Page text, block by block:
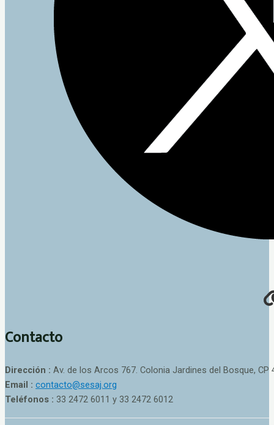
Contacto
Dirección : Av. de los Arcos 767. Colonia Jardines del Bosque, CP
Email : contacto@sesaj.org
Teléfonos : 33 2472 6011 y 33 2472 6012